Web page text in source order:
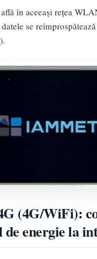
în aceeași rețea
se
(4G/WiFi):
energie la